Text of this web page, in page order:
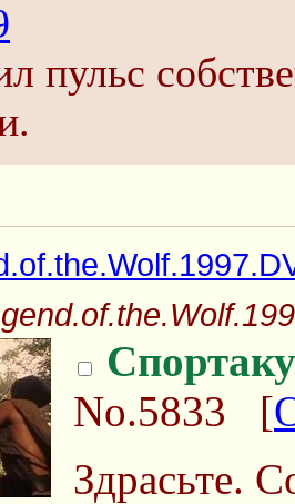
пульс
No.5833 [
Здрасьте.